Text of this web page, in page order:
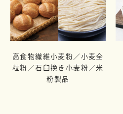
高食物繊維小麦粉／小麦全
粒粉／石臼挽き小麦粉／米
粉製品